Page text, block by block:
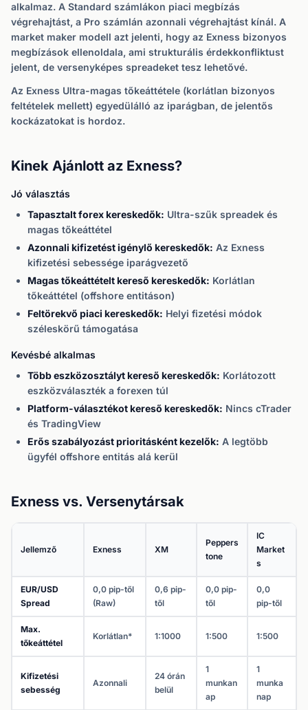
alkalmaz. A Standard számlákon piaci megbízás
végrehajtást, a Pro számlán azonnali végrehajtást kínál. A
market maker modell azt jelenti, hogy az Exness bizonyos
megbízások ellenoldala, ami strukturális érdekkonfliktust
jelent, de versenyképes spreadeket tesz lehetővé.
Az Exness Ultra-magas tőkeáttétele (korlátlan bizonyos
feltételek mellett) egyedülálló az iparágban, de jelentős
kockázatokat is hordoz.
Kinek Ajánlott az Exness?
Jó választás
Tapasztalt forex kereskedők: Ultra-szűk spreadek és
magas tőkeáttétel
Azonnali kifizetést igénylő kereskedők: Az Exness
kifizetési sebessége iparágvezető
Magas tőkeáttételt kereső kereskedők: Korlátlan
tőkeáttétel (offshore entitáson)
Feltörekvő piaci kereskedők: Helyi fizetési módok
széleskörű támogatása
Kevésbé alkalmas
Több eszközosztályt kereső kereskedők: Korlátozott
eszközválaszték a forexen túl
Platform-választékot kereső kereskedők: Nincs cTrader
és TradingView
Erős szabályozást prioritásként kezelők: A legtöbb
ügyfél offshore entitás alá kerül
Exness vs. Versenytársak
Jellemző Exness XM
Peppers
tone
IC
Market
s
EUR/USD
Spread
0,0 pip-től
(Raw)
0,6 pip-
től
0,0 pip-
től
0,0
pip-től
Max.
tőkeáttétel
Korlátlan* 1:1000 1:500 1:500
Kifizetési
sebesség
Azonnali
24 órán
belül
1
munkan
ap
1
munka
nap